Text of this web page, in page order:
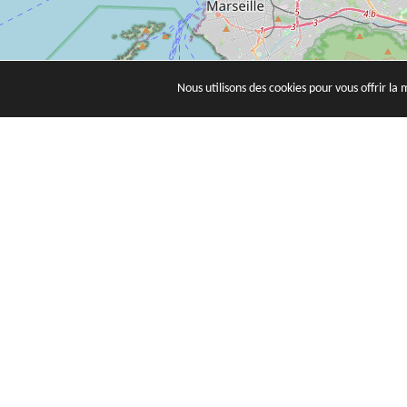
Nous utilisons des cookies pour vous offrir